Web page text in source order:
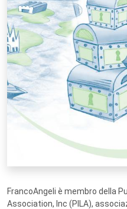
FrancoAngeli è membro della
Association, Inc (PILA),